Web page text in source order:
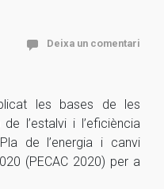
Deixa un comentari
les bases de les
l’estalvi i l’eficiència
de l’energia i canvi
(PECAC 2020) per a